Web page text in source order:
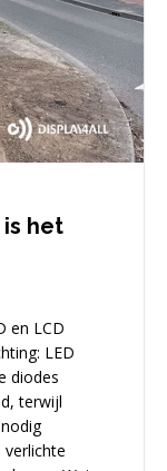
is het
en LCD
LED
diodes
terwijl